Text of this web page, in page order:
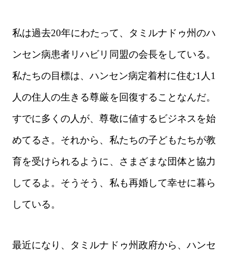
私は過去20年にわたって、タミルナドゥ州のハ
ンセン病患者リハビリ同盟の会長をしている。
私たちの目標は、ハンセン病定着村に住む1人1
人の住人の生きる尊厳を回復することなんだ。
すでに多くの人が、尊敬に値するビジネスを始
めてるさ。それから、私たちの子どもたちが教
育を受けられるように、さまざまな団体と協力
してるよ。そうそう、私も再婚して幸せに暮ら
している。
最近になり、タミルナドゥ州政府から、ハンセ